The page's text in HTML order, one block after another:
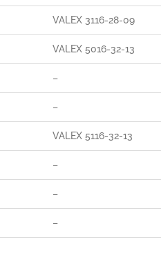
VALEX 3116-28-09
VALEX 5016-32-13
–
–
VALEX 5116-32-13
–
–
–